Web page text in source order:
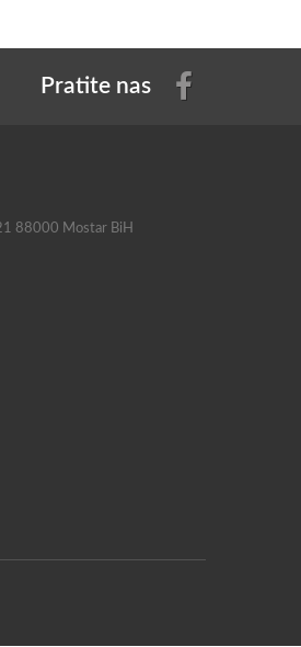
Pratite nas
88000 Mostar BiH